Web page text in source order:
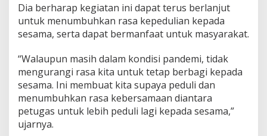
Dia berharap kegiatan ini dapat terus berlanjut
untuk menumbuhkan rasa kepedulian kepada
sesama, serta dapat bermanfaat untuk masyarakat.
“Walaupun masih dalam kondisi pandemi, tidak
mengurangi rasa kita untuk tetap berbagi kepada
sesama. Ini membuat kita supaya peduli dan
menumbuhkan rasa kebersamaan diantara
petugas untuk lebih peduli lagi kepada sesama,”
ujarnya.